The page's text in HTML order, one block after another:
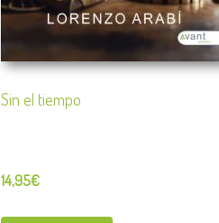
Sin el tiempo
14,95€